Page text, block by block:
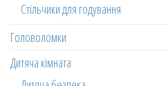
Стільчики для годування
Головоломки
Дитяча кімната